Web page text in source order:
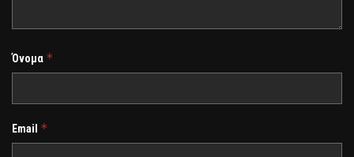
Όνομα *
Email *